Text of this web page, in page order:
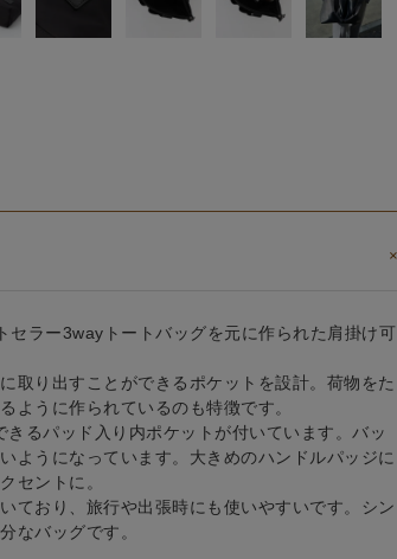
セラー3wayトートバッグを元に作られた肩掛け可
取り出すことができるポケットを設計。荷物をた
ように作られているのも特徴です。
るパッド入り内ポケットが付いています。バッ
ようになっています。大きめのハンドルパッジに
セントに。
ており、旅行や出張時にも使いやすいです。シン
なバッグです。